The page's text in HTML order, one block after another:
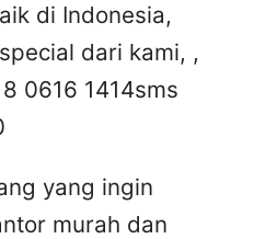
di Indonesia,
dari kami, ,
0616 1414sms
yang ingin
murah dan